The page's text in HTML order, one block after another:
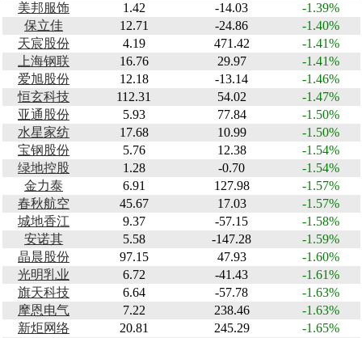
美邦服饰
1.42 -14.03
-1.39%
保立佳
12.71 -24.86
-1.40%
天宸股份
4.19 471.42
-1.41%
上海钢联
16.76 29.97
-1.41%
爱旭股份
12.18 -13.14
-1.46%
恒玄科技
112.31 54.02
-1.47%
亚通股份
5.93 77.84
-1.50%
水星家纺
17.68 10.99
-1.50%
宝钢股份
5.76 12.38
-1.54%
绿地控股
1.28 -0.70
-1.54%
金力泰
6.91 127.98
-1.57%
春秋航空
45.67 17.03
-1.57%
城地香江
9.37 -57.15
-1.58%
安诺其
5.58 -147.28
-1.59%
晶晨股份
97.15 47.93
-1.60%
光明乳业
6.72 -41.43
-1.61%
旗天科技
6.64 -57.78
-1.63%
摩恩电气
7.22 238.46
-1.63%
新炬网络
20.81 245.29
-1.65%